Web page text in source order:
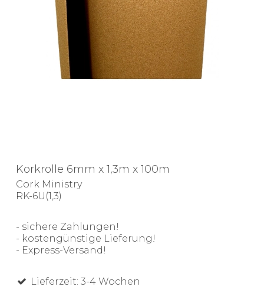
Korkrolle 6mm x 1,3m x 100m
Cork Ministry
RK-6U(1,3)
- sichere Zahlungen!
- kostengünstige Lieferung!
- Express-Versand!
Lieferzeit: 3-4 Wochen